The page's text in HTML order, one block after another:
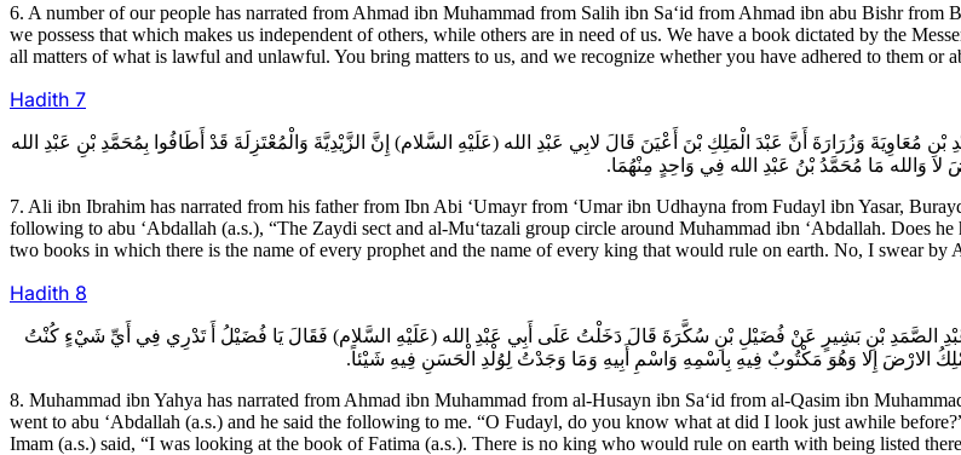
6. A number of our people has narrated from Ahmad ibn Muhammad from Salih ibn Sa‘id from Ahmad ibn abu Bishr from
we possess that which makes us independent of others, while others are in need of us. We have a book dictated by the
all matters of what is lawful and unlawful. You bring matters to us, and we recognize whether you have adhered to them or
Hadith 7
وَزُرَارَةَ أَنَّ عَبْدَ الْمَلِكِ بْنَ أَعْيَنَ قَالَ لابِي عَبْدِ الله (عَلَيْهِ السَّلام) إِنَّ الزَّيْدِيَّةَ وَالْمُعْتَزِلَةَ قَدْ أَطَافُوا بِمُحَمَّدِ بْنِ عَبْدِ الله
وَالله مَا مُحَمَّدُ بْنُ عَبْدِ الله فِي وَاحِدٍ مِنْهُمَا.
7. Ali ibn Ibrahim has narrated from his father from Ibn Abi ‘Umayr from ‘Umar ibn Udhayna from Fudayl ibn Yasar,
following to abu ‘Abdallah (a.s.), “The Zaydi sect and al-Mu‘tazali group circle around Muhammad ibn ‘Abdallah. Does
two books in which there is the name of every prophet and the name of every king that would rule on earth. No, I swear
Hadith 8
الصَّمَدِ بْنِ بَشِيرٍ عَنْ فُضَيْلِ بْنِ سُكَّرَةَ قَالَ دَخَلْتُ عَلَى أَبِي عَبْدِ الله (عَلَيْهِ السَّلام) فَقَالَ يَا فُضَيْلُ أَ تَدْرِي فِي أَيِّ شَيْ‏ءٍ كُنْتُ
الارْضَ إِلا وَهُوَ مَكْتُوبٌ فِيهِ بِاسْمِهِ وَاسْمِ أَبِيهِ وَمَا وَجَدْتُ لِوُلْدِ الْحَسَنِ فِيهِ شَيْئاً.
8. Muhammad ibn Yahya has narrated from Ahmad ibn Muhammad from al-Husayn ibn Sa‘id from al-Qasim ibn
went to abu ‘Abdallah (a.s.) and he said the following to me. “O Fudayl, do you know what at did I look just awhile
Imam (a.s.) said, “I was looking at the book of Fatima (a.s.). There is no king who would rule on earth with being listed